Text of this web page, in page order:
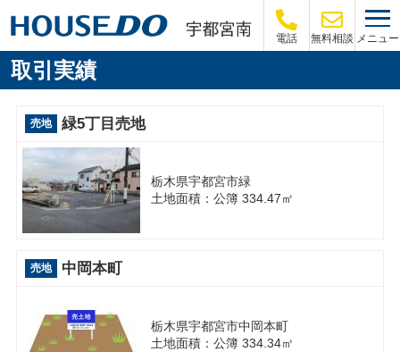
電話 無料相談 メニュー
取引実績
売地 緑5丁目売地
栃木県宇都宮市緑
土地面積：公簿 334.47㎡
売地 中岡本町
栃木県宇都宮市中岡本町
土地面積：公簿 334.34㎡